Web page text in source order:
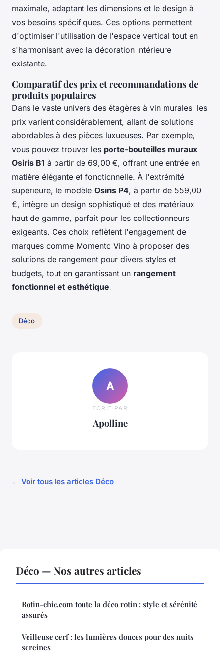
maximale, adaptant les dimensions et le design à
vos besoins spécifiques. Ces options permettent
d'optimiser l'utilisation de l'espace vertical tout en
s'harmonisant avec la décoration intérieure
existante.
Comparatif des prix et recommandations de
produits populaires
Dans le vaste univers des étagères à vin murales, les
prix varient considérablement, allant de solutions
abordables à des pièces luxueuses. Par exemple,
vous pouvez trouver les porte-bouteilles muraux
Osiris B1 à partir de 69,00 €, offrant une entrée en
matière élégante et fonctionnelle. À l'extrémité
supérieure, le modèle Osiris P4, à partir de 559,00
€, intègre un design sophistiqué et des matériaux
haut de gamme, parfait pour les collectionneurs
exigeants. Ces choix reflètent l'engagement de
marques comme Momento Vino à proposer des
solutions de rangement pour divers styles et
budgets, tout en garantissant un rangement
fonctionnel et esthétique.
Déco
A
ECRIT PAR
Apolline
← Voir tous les articles Déco
Déco — Nos autres articles
Rotin-chic.com toute la déco rotin : style et sérénité
assurés
Veilleuse cerf : les lumières douces pour des nuits
sereines